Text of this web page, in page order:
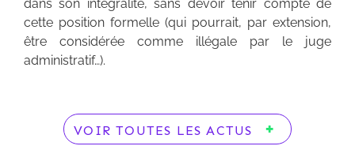
dans son intégralité, sans devoir tenir compte de
cette position formelle (qui pourrait, par extension,
être considérée comme illégale par le juge
administratif…).
VOIR TOUTES LES ACTUS